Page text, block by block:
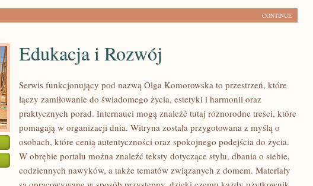
CONTINUE
Edukacja i Rozwój
Serwis funkcjonujący pod nazwą Olga Komorowska to przestrzeń, które
łączy zamiłowanie do świadomego życia, estetyki i harmonii oraz
praktycznych porad. Internauci mogą znaleźć tutaj różnorodne treści, które
pomagają w organizacji dnia. Witryna została przygotowana z myślą o
osobach, które cenią autentyczności oraz spokojnego podejścia do życia.
W obrębie portalu można znaleźć teksty dotyczące stylu, dbania o siebie,
codziennych nawyków, a także tematów związanych z domem. Materiały